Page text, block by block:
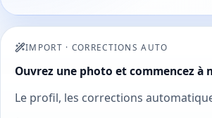
IMPORT · CORRECTIONS AUTO
Ouvrez une photo et commencez
Le profil, les corrections